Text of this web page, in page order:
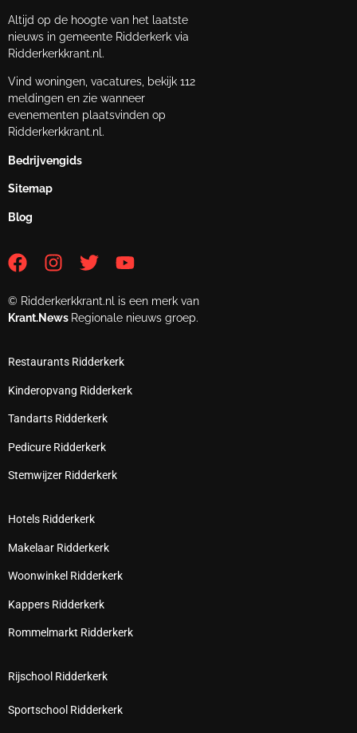
Altijd op de hoogte van het laatste
nieuws in gemeente Ridderkerk via
Ridderkerkkrant.nl.
Vind woningen, vacatures, bekijk 112
meldingen en zie wanneer
evenementen plaatsvinden op
Ridderkerkkrant.nl.
Bedrijvengids
Sitemap
Blog
© Ridderkerkkrant.nl is een merk van
Krant.News Regionale nieuws groep.
Restaurants Ridderkerk
Kinderopvang Ridderkerk
Tandarts Ridderkerk
Pedicure Ridderkerk
Stemwijzer Ridderkerk
Hotels Ridderkerk
Makelaar Ridderkerk
Woonwinkel Ridderkerk
Kappers Ridderkerk
Rommelmarkt Ridderkerk
Rijschool Ridderkerk
Sportschool Ridderkerk